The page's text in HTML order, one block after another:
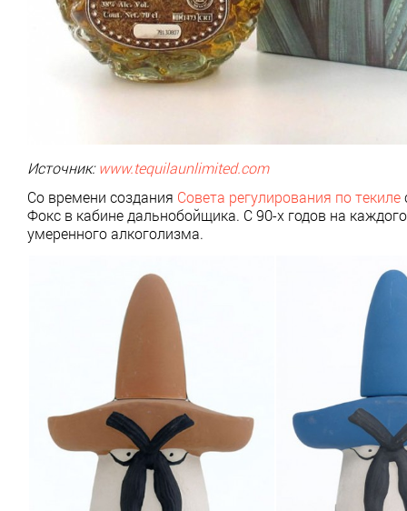
Источник:www.tequilaunlimited.com
Со времени создания Совета регулирования по текиле
Фокс в кабине дальнобойщика. С 90-х годов на
умеренного алкоголизма.